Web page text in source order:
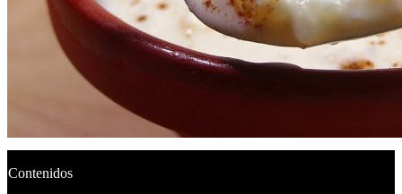
Contenidos